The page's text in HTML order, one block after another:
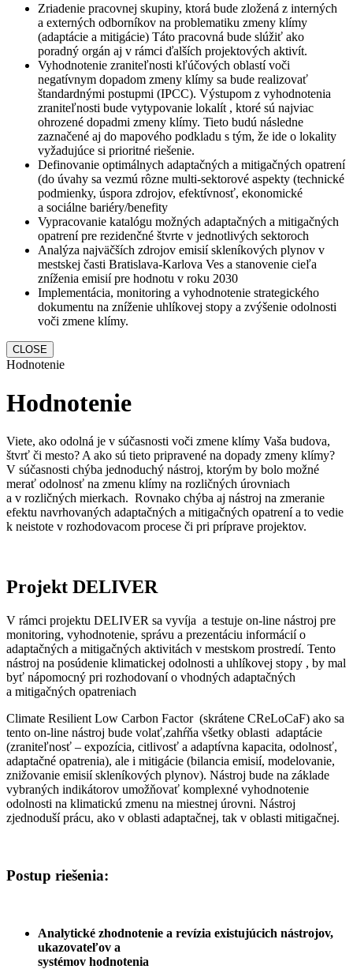
Zriadenie pracovnej skupiny, ktorá bude zložená z interných
a externých odborníkov na problematiku zmeny klímy
(adaptácie a mitigácie) Táto pracovná bude slúžiť ako
poradný orgán aj v rámci ďalších projektových aktivít.
Vyhodnotenie zraniteľnosti kľúčových oblastí voči
negatívnym dopadom zmeny klímy sa bude realizovať
štandardnými postupmi (IPCC). Výstupom z vyhodnotenia
zraniteľnosti bude vytypovanie lokalít , ktoré sú najviac
ohrozené dopadmi zmeny klímy. Tieto budú následne
zaznačené aj do mapového podkladu s tým, že ide o lokality
vyžadujúce si prioritné riešenie.
Definovanie optimálnych adaptačných a mitigačných opatrení
(do úvahy sa vezmú rôzne multi-sektorové aspekty (technické
podmienky, úspora zdrojov, efektívnosť, ekonomické
a sociálne bariéry/benefity
Vypracovanie katalógu možných adaptačných a mitigačných
opatrení pre rezidenčné štvrte v jednotlivých sektoroch
Analýza najväčších zdrojov emisií skleníkových plynov v
mestskej časti Bratislava-Karlova Ves a stanovenie cieľa
zníženia emisií pre hodnotu v roku 2030
Implementácia, monitoring a vyhodnotenie strategického
dokumentu na zníženie uhlíkovej stopy a zvýšenie odolnosti
voči zmene klímy.
CLOSE
Hodnotenie
Hodnotenie
Viete, ako odolná je v súčasnosti voči zmene klímy Vaša budova,
štvrť či mesto? A ako sú tieto pripravené na dopady zmeny klímy?
V súčasnosti chýba jednoduchý nástroj, ktorým by bolo možné
merať odolnosť na zmenu klímy na rozličných úrovniach
a v rozličných mierkach. Rovnako chýba aj nástroj na zmeranie
efektu navrhovaných adaptačných a mitigačných opatrení a to vedie
k neistote v rozhodovacom procese či pri príprave projektov.
Projekt DELIVER
V rámci projektu DELIVER sa vyvíja a testuje on-line nástroj pre
monitoring, vyhodnotenie, správu a prezentáciu informácií o
adaptačných a mitigačných aktivitách v mestskom prostredí. Tento
nástroj na posúdenie klimatickej odolnosti a uhlíkovej stopy , by mal
byť nápomocný pri rozhodovaní o vhodných adaptačných
a mitigačných opatreniach
Climate Resilient Low Carbon Factor (skrátene CReLoCaF) ako sa
tento on-line nástroj bude volať,zahŕňa všetky oblasti adaptácie
(zraniteľnosť – expozícia, citlivosť a adaptívna kapacita, odolnosť,
adaptačné opatrenia), ale i mitigácie (bilancia emisií, modelovanie,
znižovanie emisií skleníkových plynov). Nástroj bude na základe
vybraných indikátorov umožňovať komplexné vyhodnotenie
odolnosti na klimatickú zmenu na miestnej úrovni. Nástroj
zjednoduší prácu, ako v oblasti adaptačnej, tak v oblasti mitigačnej.
Postup riešenia:
Analytické zhodnotenie a revízia existujúcich nástrojov,
ukazovateľov a
systémov hodnotenia